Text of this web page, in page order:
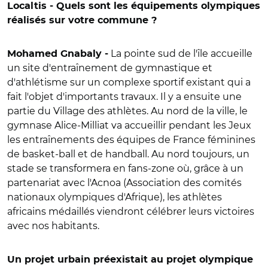
Localtis - Quels sont les équipements olympiques
réalisés sur votre commune ?
Mohamed Gnabaly - La pointe sud de l'île accueille
un site d'entraînement de gymnastique et
d'athlétisme sur un complexe sportif existant qui a
fait l'objet d'importants travaux. Il y a ensuite une
partie du Village des athlètes. Au nord de la ville, le
gymnase Alice-Milliat va accueillir pendant les Jeux
les entraînements des équipes de France féminines
de basket-ball et de handball. Au nord toujours, un
stade se transformera en fans-zone où, grâce à un
partenariat avec l'Acnoa (Association des comités
nationaux olympiques d'Afrique), les athlètes
africains médaillés viendront célébrer leurs victoires
avec nos habitants.
Un projet urbain préexistait au projet olympique